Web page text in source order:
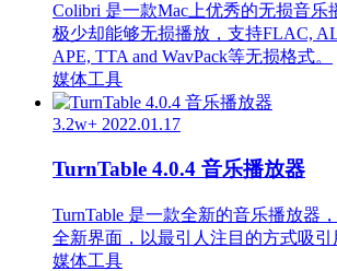
Colibri 是一款Mac上优秀的无损音乐
极少却能够无损播放，支持FLAC,
APE, TTA and WavPack等无损格式。
媒体工具
3.2w+ 2022.01.17
TurnTable 4.0.4 音乐播放器
TurnTable 是一款全新的音乐播放器
全新界面，以最引人注目的方式吸引
媒体工具